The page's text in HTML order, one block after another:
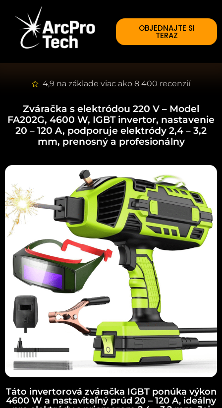
OBJEDNAJTE SI
TERAZ
4,9 na základe viac ako 8 400 recenzií
Zváračka s elektródou 220 V – Model
FA202G, 4600 W, IGBT invertor, nastavenie
20 – 120 A, podporuje elektródy 2,4 – 3,2
mm, prenosný a profesionálny
Táto invertorová zváračka IGBT ponúka výkon
4600 W a nastaviteľný prúd 20 – 120 A, ideálny